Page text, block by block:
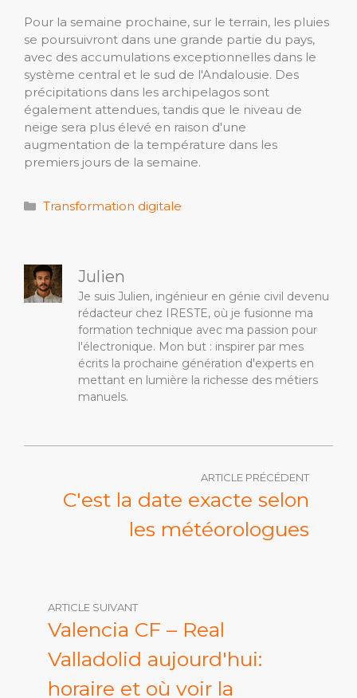
Pour la semaine prochaine, sur le terrain, les pluies
se poursuivront dans une grande partie du pays,
avec des accumulations exceptionnelles dans le
système central et le sud de l'Andalousie. Des
précipitations dans les archipelagos sont
également attendues, tandis que le niveau de
neige sera plus élevé en raison d'une
augmentation de la température dans les
premiers jours de la semaine.
Catégories
Transformation digitale
Julien
Je suis Julien, ingénieur en génie civil devenu
rédacteur chez IRESTE, où je fusionne ma
formation technique avec ma passion pour
l'électronique. Mon but : inspirer par mes
écrits la prochaine génération d'experts en
mettant en lumière la richesse des métiers
manuels.
ARTICLE PRÉCÉDENT
C'est la date exacte selon
les météorologues
ARTICLE SUIVANT
Valencia CF – Real
Valladolid aujourd'hui:
horaire et où voir la